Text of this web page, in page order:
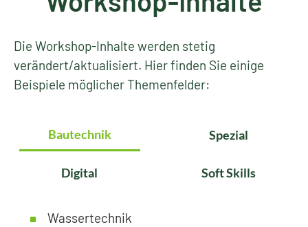
Die Workshop-Inhalte werden stetig
verändert/aktualisiert. Hier finden Sie einige
Beispiele möglicher Themenfelder:
Bautechnik Spezial
Digital Soft Skills
Wassertechnik